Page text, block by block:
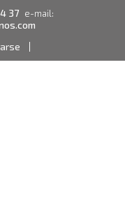
37 e-mail: